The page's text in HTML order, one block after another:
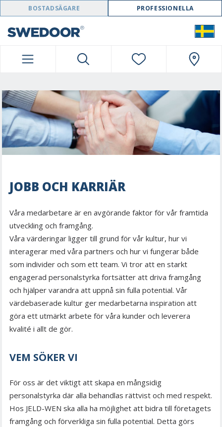
SWEDOOR NAVIGATION
BOSTADSÄGARE PROFESSIONELLA
JOBB OCH KARRIÄR
Våra medarbetare är en avgörande faktor för vår framtida
utveckling och framgång.
Våra värderingar ligger till grund för vår kultur, hur vi
interagerar med våra partners och hur vi fungerar både
som individer och som ett team. Vi tror att en starkt
engagerad personalstyrka fortsätter att driva framgång
och hjälper varandra att uppnå sin fulla potential. Vår
värdebaserade kultur ger medarbetarna inspiration att
göra ett utmärkt arbete för våra kunder och leverera
kvalité i allt de gör.
VEM SÖKER VI
För oss är det viktigt att skapa en mångsidig
personalstyrka där alla behandlas rättvist och med respekt.
Hos JELD-WEN ska alla ha möjlighet att bidra till företagets
framgång och förverkliga sin fulla potential. Detta görs